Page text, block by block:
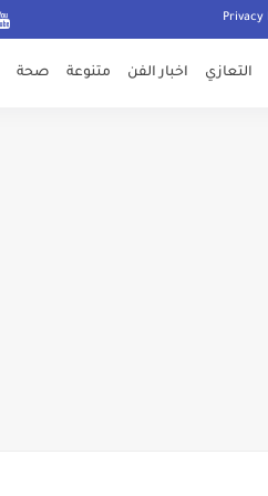
التعازي اخبار الفن متنوعة صحة